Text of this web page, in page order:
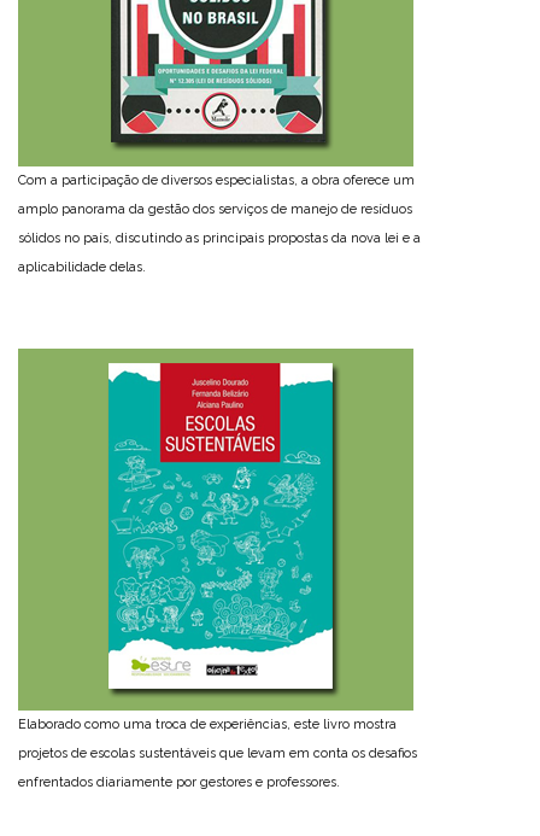
Com a participação de diversos especialistas, a obra oferece um
amplo panorama da gestão dos serviços de manejo de resíduos
sólidos no país, discutindo as principais propostas da nova lei e a
aplicabilidade delas.
Elaborado como uma troca de experiências, este livro mostra
projetos de escolas sustentáveis que levam em conta os desafios
enfrentados diariamente por gestores e professores.